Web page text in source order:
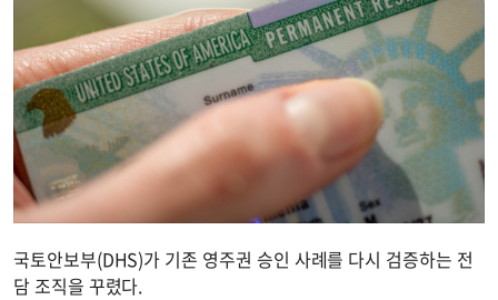
국토안보부(DHS)가 기존 영주권 승인 사례를 다시 검증하는 전
담 조직을 꾸렸다.